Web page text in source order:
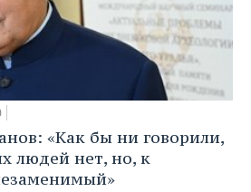
«Как бы ни говорили,
людей нет, но, к